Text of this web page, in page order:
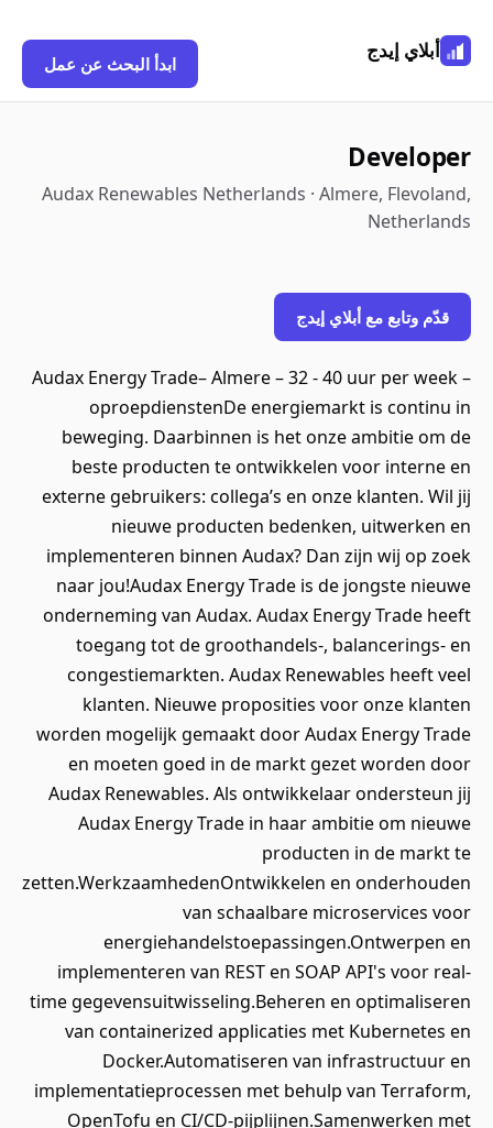
أبلاي إيدج
ابدأ البحث عن عمل
Developer
Audax Renewables Netherlands · Almere, Flevoland,
Netherlands
قدّم وتابع مع أبلاي إيدج
Audax Energy Trade– Almere – 32 - 40 uur per week –
oproepdienstenDe energiemarkt is continu in
beweging. Daarbinnen is het onze ambitie om de
beste producten te ontwikkelen voor interne en
externe gebruikers: collega’s en onze klanten. Wil jij
nieuwe producten bedenken, uitwerken en
implementeren binnen Audax? Dan zijn wij op zoek
naar jou!Audax Energy Trade is de jongste nieuwe
onderneming van Audax. Audax Energy Trade heeft
toegang tot de groothandels-, balancerings- en
congestiemarkten. Audax Renewables heeft veel
klanten. Nieuwe proposities voor onze klanten
worden mogelijk gemaakt door Audax Energy Trade
en moeten goed in de markt gezet worden door
Audax Renewables. Als ontwikkelaar ondersteun jij
Audax Energy Trade in haar ambitie om nieuwe
producten in de markt te
zetten.WerkzaamhedenOntwikkelen en onderhouden
van schaalbare microservices voor
energiehandelstoepassingen.Ontwerpen en
implementeren van REST en SOAP API's voor real-
time gegevensuitwisseling.Beheren en optimaliseren
van containerized applicaties met Kubernetes en
Docker.Automatiseren van infrastructuur en
implementatieprocessen met behulp van Terraform,
OpenTofu en CI/CD-pijplijnen.Samenwerken met